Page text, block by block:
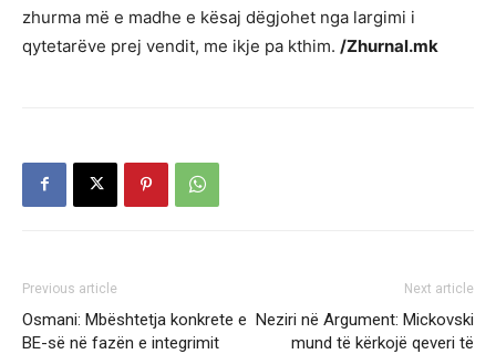
zhurma më e madhe e kësaj dëgjohet nga largimi i
qytetarëve prej vendit, me ikje pa kthim. /Zhurnal.mk
Previous article
Osmani: Mbështetja konkrete e
BE-së në fazën e integrimit
Next article
Neziri në Argument: Mickovski
mund të kërkojë qeveri të